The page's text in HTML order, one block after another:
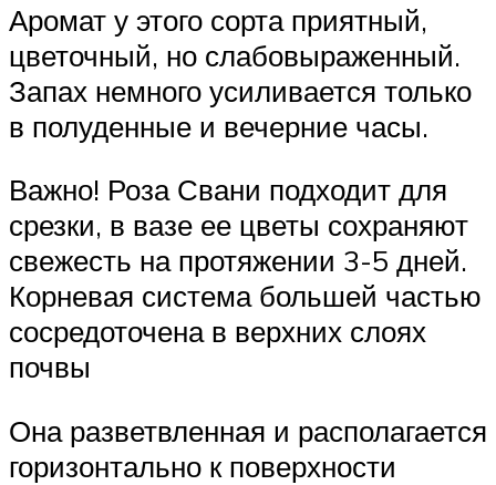
Аромат у этого сорта приятный,
цветочный, но слабовыраженный.
Запах немного усиливается только
в полуденные и вечерние часы.
Важно! Роза Свани подходит для
срезки, в вазе ее цветы сохраняют
свежесть на протяжении 3-5 дней.
Корневая система большей частью
сосредоточена в верхних слоях
почвы
Она разветвленная и располагается
горизонтально к поверхности